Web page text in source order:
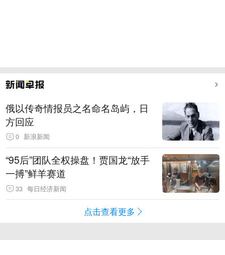
俄以传奇情报员之名命名岛屿，日
方回应
0 新浪新闻
“95后”团队全权操盘！贾国龙“放手
一搏”鲜羊赛道
33 每日经济新闻
点击查看更多